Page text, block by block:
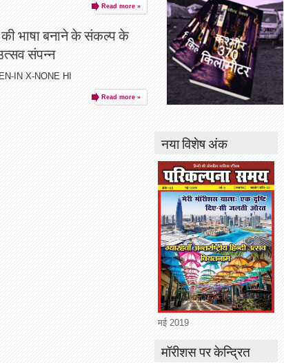
Read more »
की भाषा बनाने के संकल्प के
संपन्न
IN X-NONE HI
Read more »
नया विशेष अंक
मई 2019
मॉरीशस पर केन्द्रित